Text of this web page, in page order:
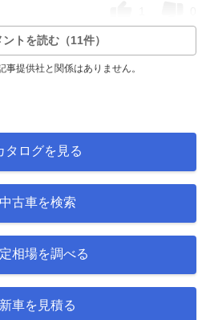
トを読む（11件）
提供社と関係はありません。
タログを見る
中古車を検索
相場を調べる
新車を見積る